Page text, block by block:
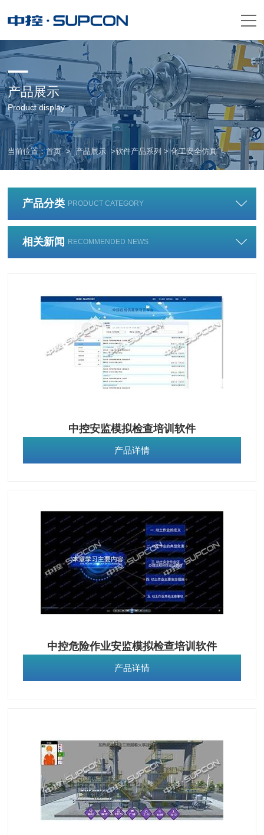
产品展示
Product display
当前位置：首页>产品展示 >软件产品系列 > 化工安全仿真
产品分类 PRODUCT CATEGORY
相关新闻 RECOMMENDED NEWS
中控安监模拟检查培训软件
产品详情
中控危险作业安监模拟检查培训软件
产品详情